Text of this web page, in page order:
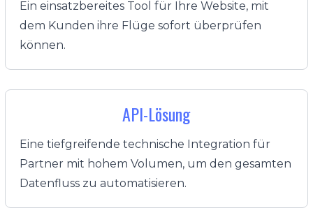
Ein einsatzbereites Tool für Ihre Website, mit
dem Kunden ihre Flüge sofort überprüfen
können.
API-Lösung
Eine tiefgreifende technische Integration für
Partner mit hohem Volumen, um den gesamten
Datenfluss zu automatisieren.